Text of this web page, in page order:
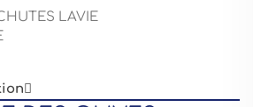
LAVIE
